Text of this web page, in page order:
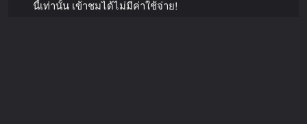
นี้เท่านั้น เข้าชมได้ไม่มีค่าใช้จ่าย!